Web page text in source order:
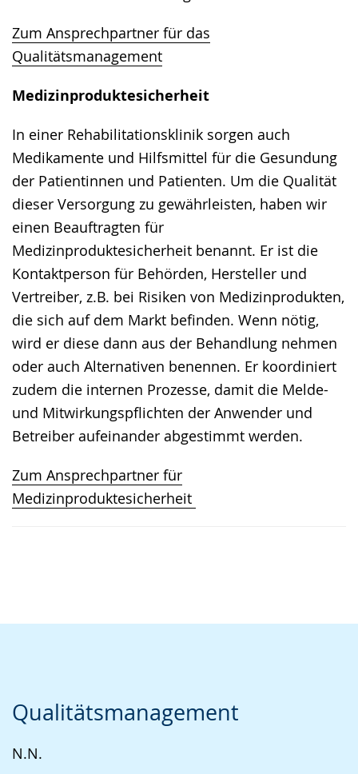
Zum Ansprechpartner für das
Qualitätsmanagement
Medizinproduktesicherheit
In einer Rehabilitationsklinik sorgen auch
Medikamente und Hilfsmittel für die Gesundung
der Patientinnen und Patienten. Um die Qualität
dieser Versorgung zu gewährleisten, haben wir
einen Beauftragten für
Medizinproduktesicherheit benannt. Er ist die
Kontaktperson für Behörden, Hersteller und
Vertreiber, z.B. bei Risiken von Medizinprodukten,
die sich auf dem Markt befinden. Wenn nötig,
wird er diese dann aus der Behandlung nehmen
oder auch Alternativen benennen. Er koordiniert
zudem die internen Prozesse, damit die Melde-
und Mitwirkungspflichten der Anwender und
Betreiber aufeinander abgestimmt werden.
Zum Ansprechpartner für
Medizinproduktesicherheit
Qualitätsmanagement
N.N.